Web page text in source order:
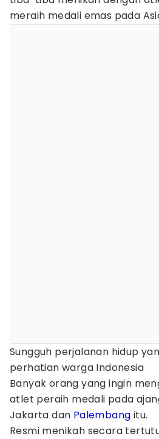
meraih medali emas pada
Sungguh perjalanan hidup
perhatian warga Indonesia
Banyak orang yang ingin
atlet peraih medali pada
Jakarta dan Palembang itu.
Resmi menikah secara